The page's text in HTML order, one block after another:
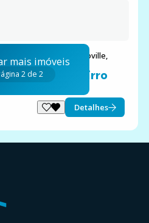
Ecoville no bairro Ecoville,
venda no bairro
Barbosa, MG
Detalhes
mais imóveis
2 de 2